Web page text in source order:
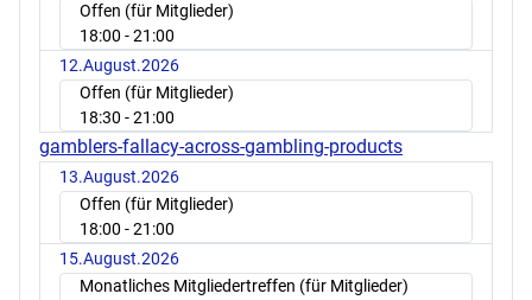
Offen (für Mitglieder)
18:00 - 21:00
12.August.2026
Offen (für Mitglieder)
18:30 - 21:00
gamblers-fallacy-across-gambling-products
13.August.2026
Offen (für Mitglieder)
18:00 - 21:00
15.August.2026
Monatliches Mitgliedertreffen (für Mitglieder)